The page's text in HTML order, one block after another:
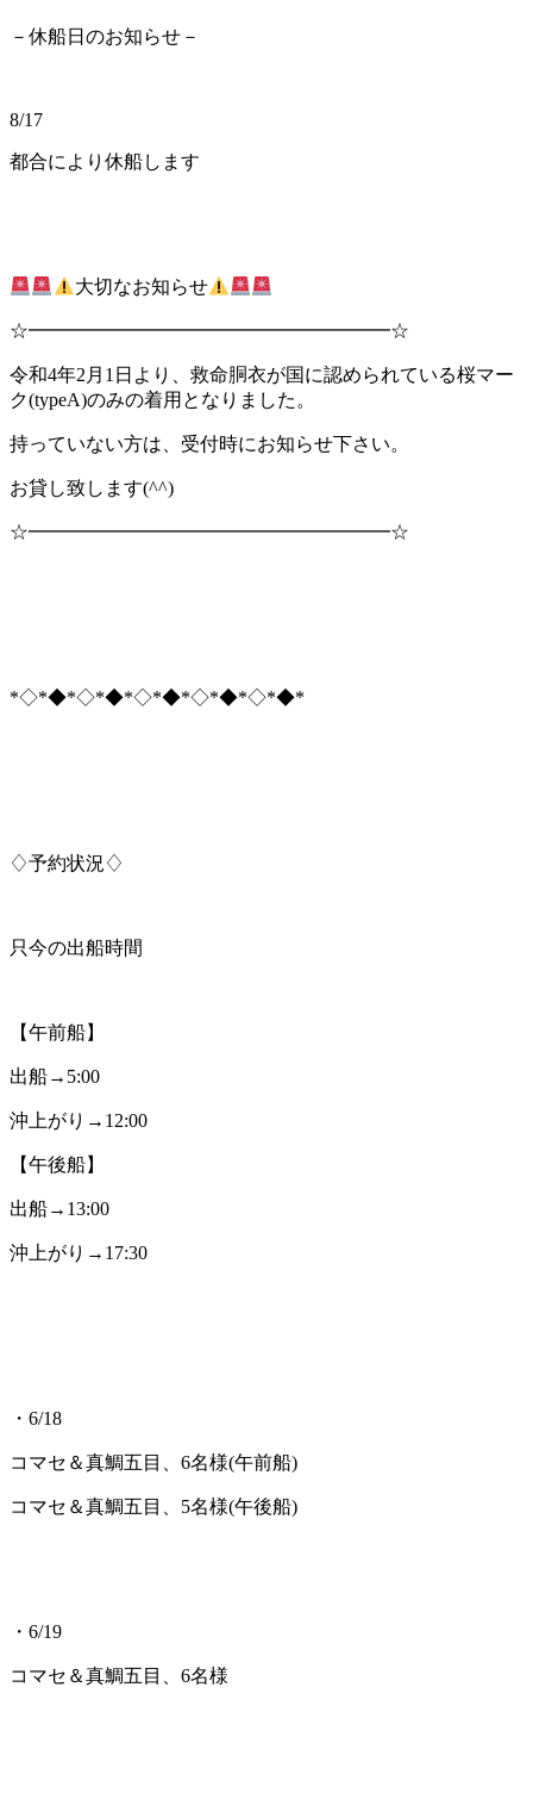
－休船日のお知らせ－
8/17
都合により休船します
大切なお知らせ
☆━━━━━━━━━━━━━━━━━━━☆
令和4年2月1日より、救命胴衣が国に認められている桜マー
ク(typeA)のみの着用となりました。
持っていない方は、受付時にお知らせ下さい。
お貸し致します(^^)
☆━━━━━━━━━━━━━━━━━━━☆
*◇*◆*◇*◆*◇*◆*◇*◆*◇*◆*
♢予約状況♢
只今の出船時間
【午前船】
出船→5:00
沖上がり→12:00
【午後船】
出船→13:00
沖上がり→17:30
・6/18
コマセ＆真鯛五目、6名様(午前船)
コマセ＆真鯛五目、5名様(午後船)
・6/19
コマセ＆真鯛五目、6名様